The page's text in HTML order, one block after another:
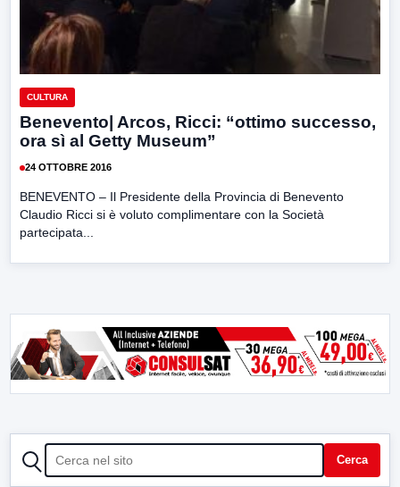
CULTURA
Benevento| Arcos, Ricci: “ottimo successo,
ora sì al Getty Museum”
24 OTTOBRE 2016
BENEVENTO – Il Presidente della Provincia di Benevento
Claudio Ricci si è voluto complimentare con la Società
partecipata...
CERCA Cerca